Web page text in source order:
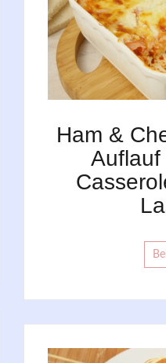
Ham &
Auflauf